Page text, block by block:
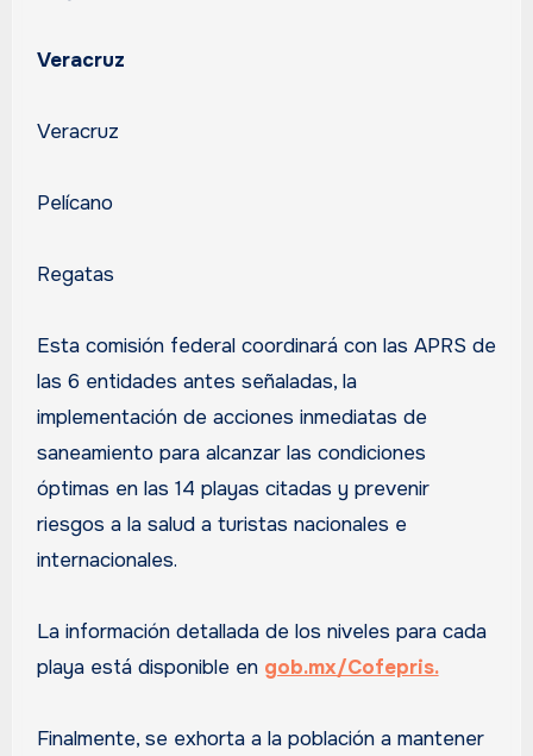
Veracruz
Veracruz
Pelícano
Regatas
Esta comisión federal coordinará con las APRS de
las 6 entidades antes señaladas, la
implementación de acciones inmediatas de
saneamiento para alcanzar las condiciones
óptimas en las 14 playas citadas y prevenir
riesgos a la salud a turistas nacionales e
internacionales.
La información detallada de los niveles para cada
playa está disponible en gob.mx/Cofepris.
Finalmente, se exhorta a la población a mantener